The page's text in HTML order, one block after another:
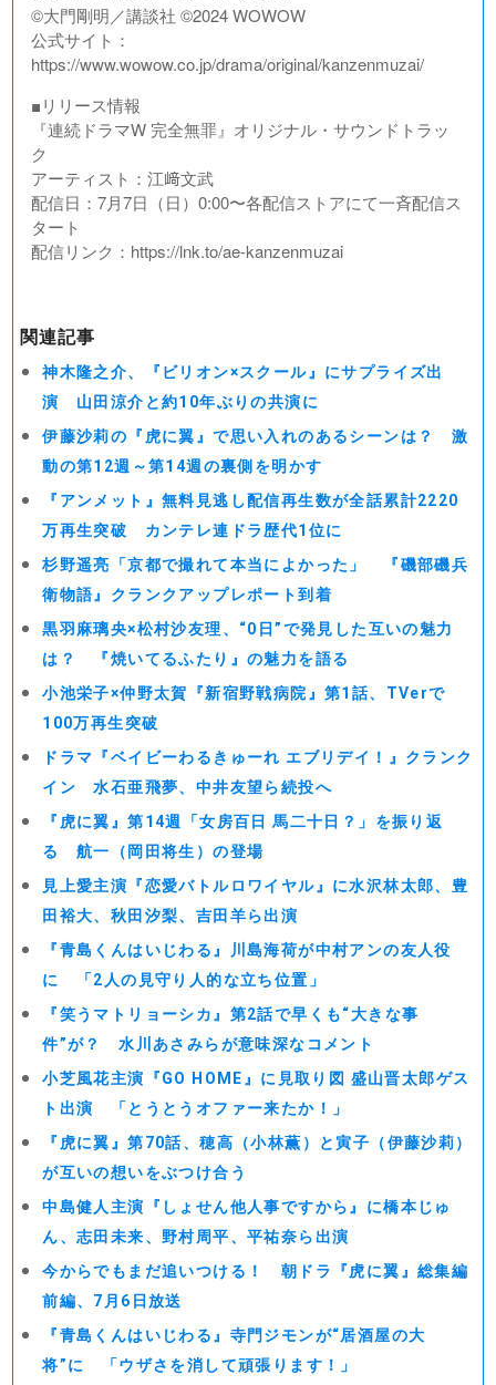
©︎大門剛明／講談社 ©︎2024 WOWOW
公式サイト：
https://www.wowow.co.jp/drama/original/kanzenmuzai/
■リリース情報
『連続ドラマW 完全無罪』オリジナル・サウンドトラッ
ク
アーティスト：江﨑文武
配信日：7月7日（日）0:00〜各配信ストアにて一斉配信ス
タート
配信リンク：https://lnk.to/ae-kanzenmuzai
関連記事
神木隆之介、『ビリオン×スクール』にサプライズ出
演 山田涼介と約10年ぶりの共演に
伊藤沙莉の『虎に翼』で思い入れのあるシーンは？ 激
動の第12週～第14週の裏側を明かす
『アンメット』無料見逃し配信再生数が全話累計2220
万再生突破 カンテレ連ドラ歴代1位に
杉野遥亮「京都で撮れて本当によかった」 『磯部磯兵
衛物語』クランクアップレポート到着
黒羽麻璃央×松村沙友理、“0日”で発見した互いの魅力
は？ 『焼いてるふたり』の魅力を語る
小池栄子×仲野太賀『新宿野戦病院』第1話、TVerで
100万再生突破
ドラマ『ベイビーわるきゅーれ エブリデイ！』クランク
イン 水石亜飛夢、中井友望ら続投へ
『虎に翼』第14週「女房百日 馬二十日？」を振り返
る 航一（岡田将生）の登場
見上愛主演『恋愛バトルロワイヤル』に水沢林太郎、豊
田裕大、秋田汐梨、吉田羊ら出演
『青島くんはいじわる』川島海荷が中村アンの友人役
に 「2人の見守り人的な立ち位置」
『笑うマトリョーシカ』第2話で早くも“大きな事
件”が？ 水川あさみらが意味深なコメント
小芝風花主演『GO HOME』に見取り図 盛山晋太郎ゲス
ト出演 「とうとうオファー来たか！」
『虎に翼』第70話、穂高（小林薫）と寅子（伊藤沙莉）
が互いの想いをぶつけ合う
中島健人主演『しょせん他人事ですから』に橋本じゅ
ん、志田未来、野村周平、平祐奈ら出演
今からでもまだ追いつける！ 朝ドラ『虎に翼』総集編
前編、7月6日放送
『青島くんはいじわる』寺門ジモンが“居酒屋の大
将”に 「ウザさを消して頑張ります！」